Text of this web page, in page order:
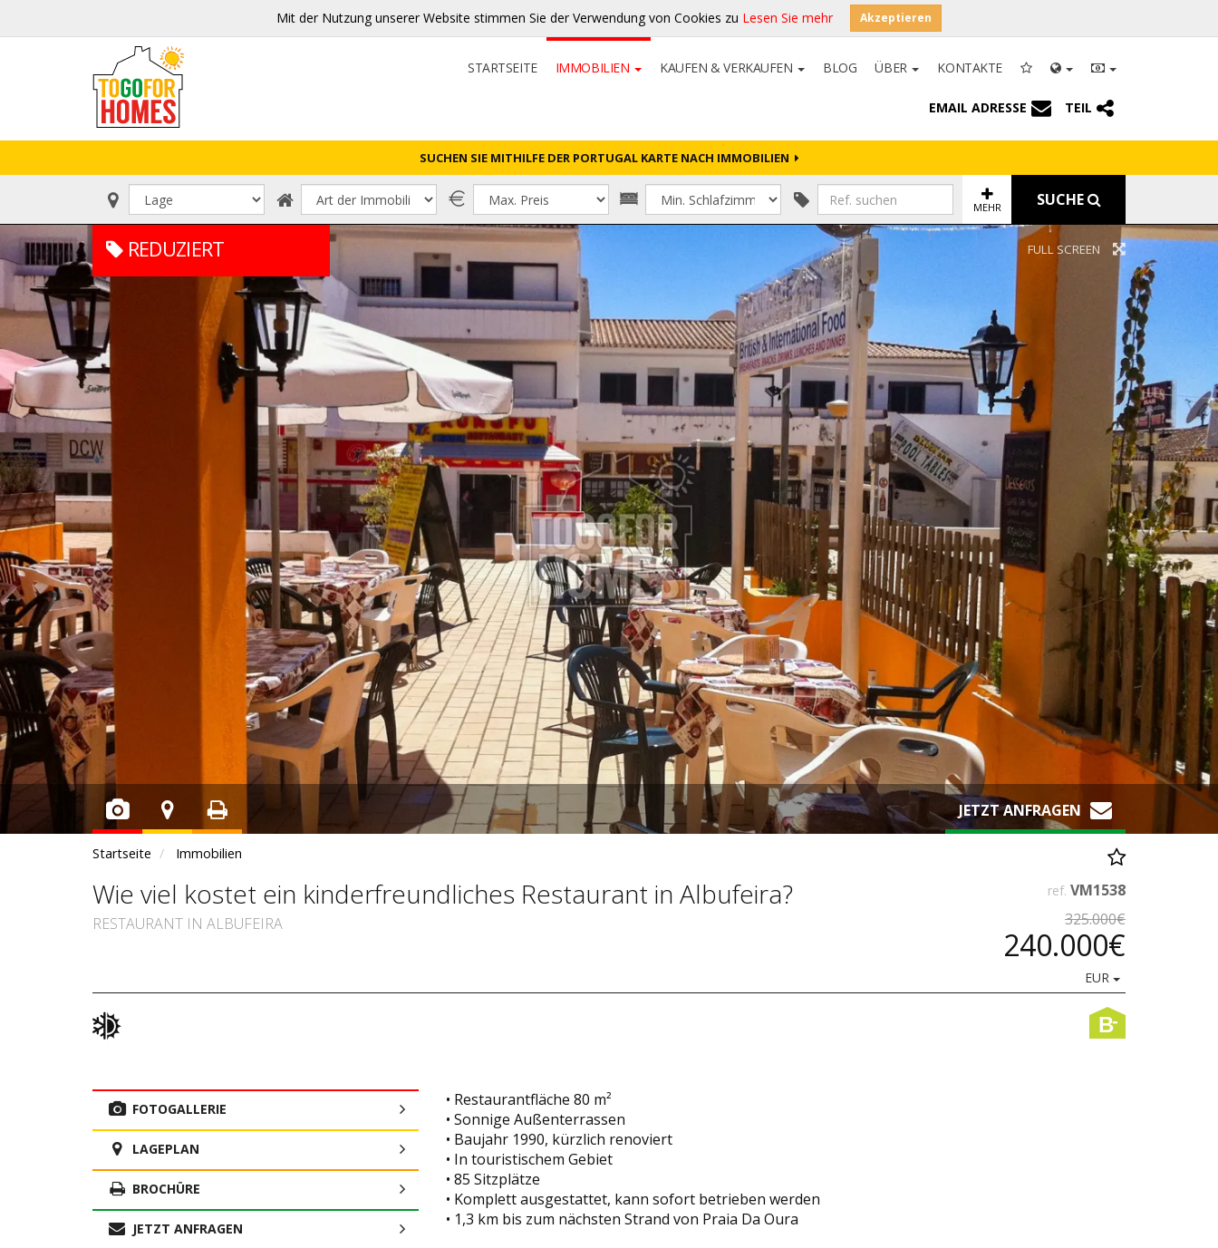
Mit der Nutzung unserer Website stimmen Sie der Verwendung von Cookies zu Lesen Sie mehr Akzeptieren
STARTSEITE IMMOBILIEN KAUFEN & VERKAUFEN BLOG ÜBER KONTAKTE
EMAIL ADRESSE TEIL
SUCHEN SIE MITHILFE DER PORTUGAL KARTE NACH IMMOBILIEN
MEHR SUCHE
REDUZIERT FULL SCREEN
JETZT ANFRAGEN
Startseite Immobilien
Wie viel kostet ein kinderfreundliches Restaurant in Albufeira?
RESTAURANT IN ALBUFEIRA
ref. VM1538
325.000€
240.000€
EUR
B-
FOTOGALLERIE
LAGEPLAN
BROCHÜRE
JETZT ANFRAGEN
• Restaurantfläche 80 m²
• Sonnige Außenterrassen
• Baujahr 1990, kürzlich renoviert
• In touristischem Gebiet
• 85 Sitzplätze
• Komplett ausgestattet, kann sofort betrieben werden
• 1,3 km bis zum nächsten Strand von Praia Da Oura